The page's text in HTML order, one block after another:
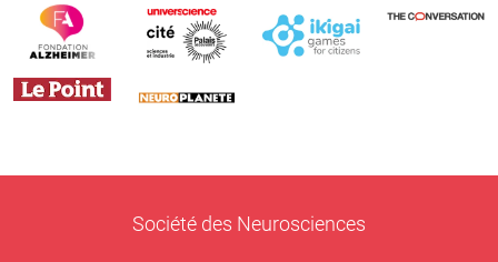
Société des Neurosciences